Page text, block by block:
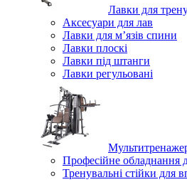
Лавки для
Аксесуари для лав
Лавки для м’язів спини
Лавки плоскі
Лавки під штанги
Лавки регульовані
Професійне обладнання
Тренувальні стійки для